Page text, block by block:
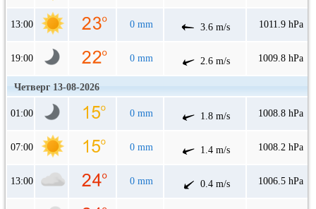
13:00 0 mm 3.6 m/s 1011.9 hPa
19:00 0 mm 2.6 m/s 1009.8 hPa
Четверг 13-08-2026
01:00 0 mm 1.8 m/s 1008.8 hPa
07:00 0 mm 1.4 m/s 1008.2 hPa
13:00 0 mm 0.4 m/s 1006.5 hPa